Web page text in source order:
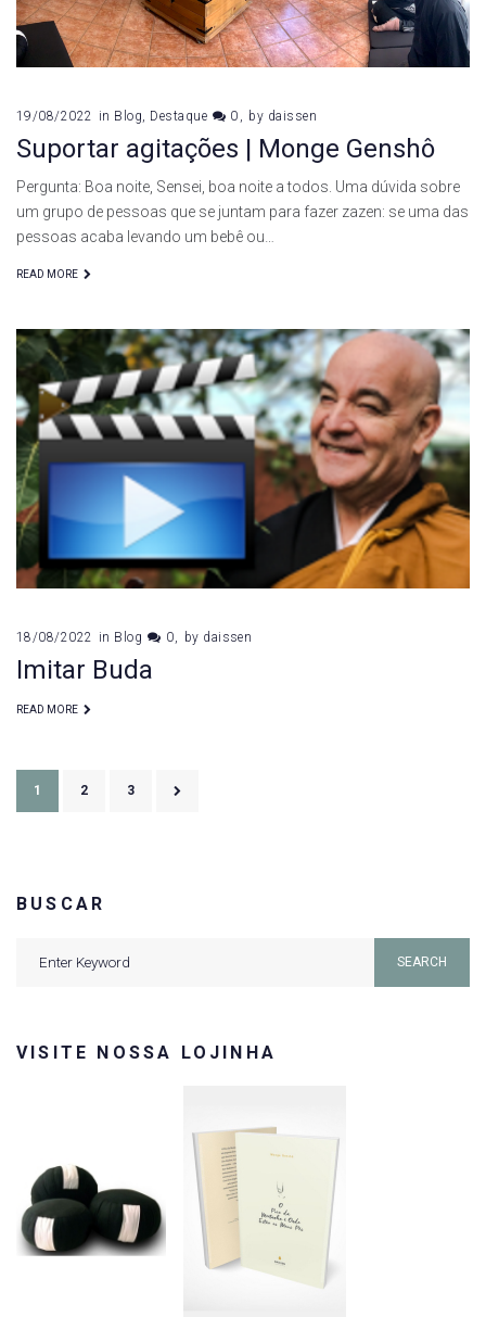
19/08/2022 in Blog, Destaque 0 by daissen
Suportar agitações | Monge Genshô
Pergunta: Boa noite, Sensei, boa noite a todos. Uma dúvida sobre
um grupo de pessoas que se juntam para fazer zazen: se uma das
pessoas acaba levando um bebê ou…
READ MORE
18/08/2022 in Blog 0 by daissen
Imitar Buda
READ MORE
Paginação
de
1 2 3
BUSCAR
SEARCH
VISITE NOSSA LOJINHA